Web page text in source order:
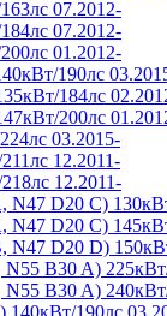
07.2012-
07.2012-
01.2012-
190лс
184лс
200лс
03.2015-
12.2011-
12.2011-
N47 D20 C)
N47 D20 C)
N47 D20 D)
B30 A)
B30 A)
140кВт/190лс